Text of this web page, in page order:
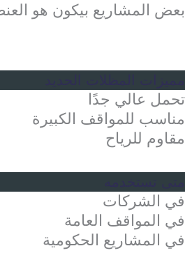
بعض المشاريع بيكون هو
تحمل عالي جدًا
مناسب للمواقف الكبيرة
مقاوم للرياح
في الشركات
في المواقف العامة
في المشاريع الحكومية